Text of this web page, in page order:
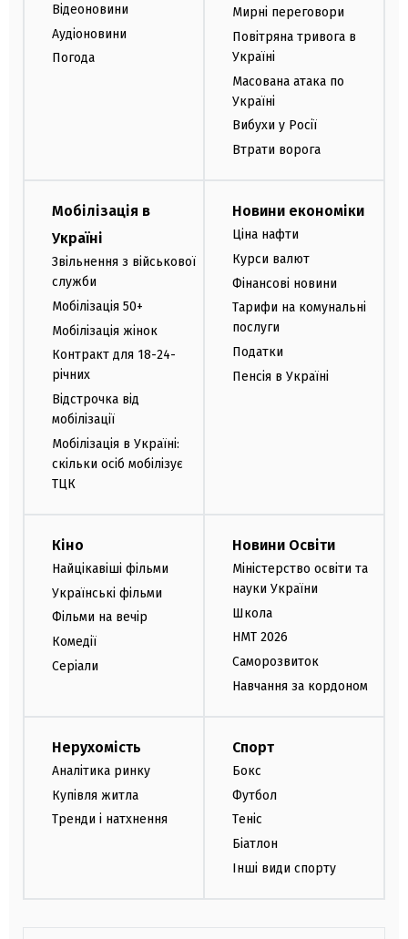
Відеоновини
Аудіоновини
Погода
Мирні переговори
Повітряна тривога в
Україні
Масована атака по
Україні
Вибухи у Росії
Втрати ворога
Мобілізація в
Україні
Звільнення з військової
служби
Мобілізація 50+
Мобілізація жінок
Контракт для 18-24-
річних
Відстрочка від
мобілізації
Мобілізація в Україні:
скільки осіб мобілізує
ТЦК
Новини економіки
Ціна нафти
Курси валют
Фінансові новини
Тарифи на комунальні
послуги
Податки
Пенсія в Україні
Кіно
Найцікавіші фільми
Українські фільми
Фільми на вечір
Комедії
Серіали
Новини Освіти
Міністерство освіти та
науки України
Школа
НМТ 2026
Саморозвиток
Навчання за кордоном
Нерухомість
Аналітика ринку
Купівля житла
Тренди і натхнення
Спорт
Бокс
Футбол
Теніс
Біатлон
Інші види спорту